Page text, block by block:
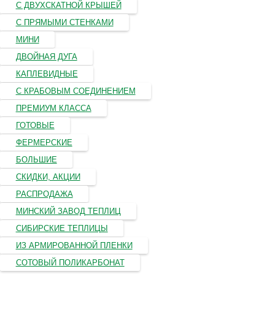
С ДВУХСКАТНОЙ КРЫШЕЙ
С ПРЯМЫМИ СТЕНКАМИ
МИНИ
ДВОЙНАЯ ДУГА
КАПЛЕВИДНЫЕ
С КРАБОВЫМ СОЕДИНЕНИЕМ
ПРЕМИУМ КЛАССА
ГОТОВЫЕ
ФЕРМЕРСКИЕ
БОЛЬШИЕ
СКИДКИ, АКЦИИ
РАСПРОДАЖА
МИНСКИЙ ЗАВОД ТЕПЛИЦ
СИБИРСКИЕ ТЕПЛИЦЫ
ИЗ АРМИРОВАННОЙ ПЛЕНКИ
СОТОВЫЙ ПОЛИКАРБОНАТ